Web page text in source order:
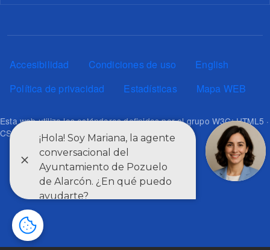
Pie de página
Accesibilidad Condiciones de uso
English
Política de privacidad
Estadísticas Mapa WEB
Esta web utiliza los estándares definidos por el grupo W3C: HTML5 ·
CSS3 · RSS